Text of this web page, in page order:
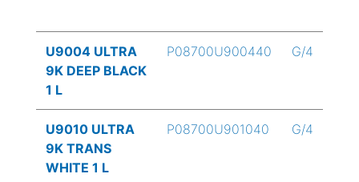
U9004 ULTRA
9K DEEP BLACK
1 L
P08700U900440 G/4
U9010 ULTRA
9K TRANS
WHITE 1 L
P08700U901040 G/4